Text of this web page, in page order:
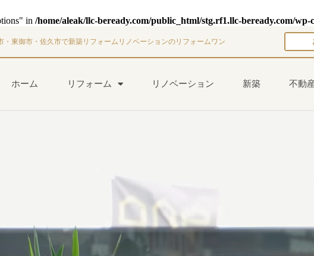
in /home/aleak/llc-beready.com/public_html/stg.rf1.llc-beready.com/
・東御市・佐久市で新築リフォームリノベーションのリフォームワン
ホーム リフォーム リノベーション 新築 不動